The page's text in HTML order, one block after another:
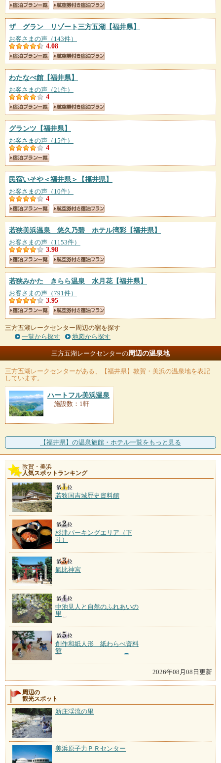
ザ グラン リゾート三方五湖 【福井県】
お客さまの声（143件）
4.08
わたなべ館 【福井県】
お客さまの声（21件）
4
グランツ 【福井県】
お客さまの声（15件）
4
民宿いそや＜福井県＞ 【福井県】
お客さまの声（10件）
4
若狭美浜温泉 悠久乃碧 ホテル湾彩 【福井県】
お客さまの声（1153件）
3.98
若狭みかた きらら温泉 水月花【福井県】
お客さまの声（791件）
3.95
三方五湖レークセンター周辺の宿を探す
一覧から探す
地図から探す
三方五湖レークセンターの周辺の温泉地
三方五湖レークセンターがある、【福井県】敦賀・美浜の温泉地を表記
しています。
ハートフル美浜温泉
施設数：1軒
【福井県】の温泉旅館・ホテル一覧をもっと見る
敦賀・美浜
人気スポットランキング
若狭国吉城歴史資料館
杉津パーキングエリア（下
り）
氣比神宮
中池見人と自然のふれあいの
里
創作和紙人形 紙わらべ資料
館
2026年08月08日更新
周辺の
観光スポット
新庄渓流の里
美浜原子力ＰＲセンター